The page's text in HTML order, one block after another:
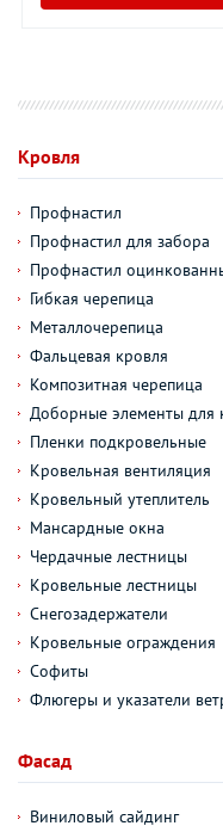
Кровля
Профнастил
Профнастил для забора
Профнастил
Гибкая черепица
Металлочерепица
Фальцевая кровля
Композитная черепица
Доборные элементы для
Пленки подкровельные
Кровельная вентиляция
Кровельный утеплитель
Мансардные окна
Чердачные лестницы
Кровельные лестницы
Снегозадержатели
Кровельные ограждения
Софиты
Флюгеры и указатели
Фасад
Виниловый сайдинг